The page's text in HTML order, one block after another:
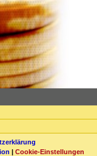
| Cookie-Einstellungen